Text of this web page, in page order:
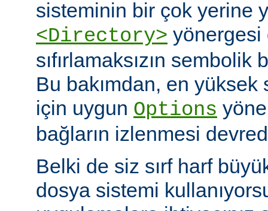
sisteminin bir çok yerine
<Directory> yönergesi
sıfırlamaksızın sembolik
Bu bakımdan, en
için uygun Options
bağların izlenmesi
Belki de siz sırf harf
dosya sistemi